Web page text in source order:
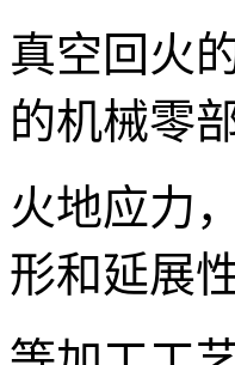
真空回火
的机械零
火地应力
形和延展